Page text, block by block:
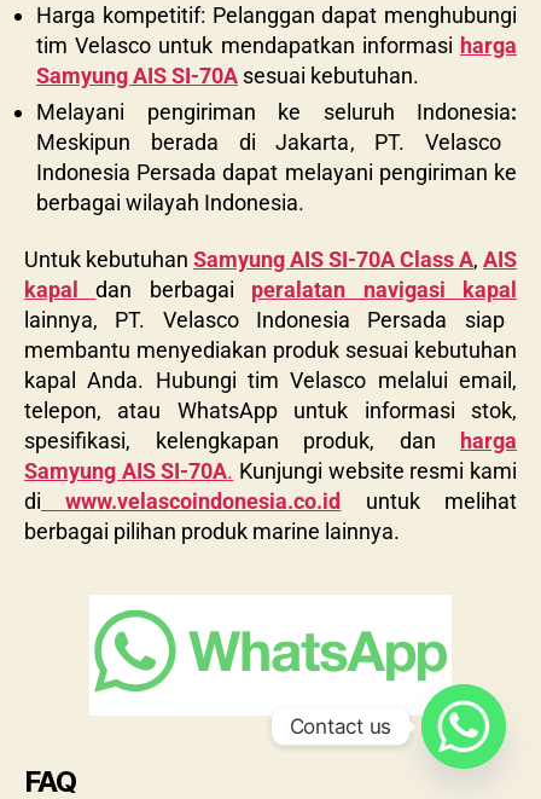
Harga kompetitif: Pelanggan dapat menghubungi
tim Velasco untuk mendapatkan informasi harga
Samyung AIS SI-70A sesuai kebutuhan.
Melayani pengiriman ke seluruh Indonesia:
Meskipun berada di Jakarta, PT. Velasco
Indonesia Persada dapat melayani pengiriman ke
berbagai wilayah Indonesia.
Untuk kebutuhan Samyung AIS SI-70A Class A, AIS
kapaldan berbagai peralatan navigasi kapal
lainnya, PT. Velasco Indonesia Persada siap
membantu menyediakan produk sesuai kebutuhan
kapal Anda. Hubungi tim Velasco melalui email,
telepon, atau WhatsApp untuk informasi stok,
spesifikasi, kelengkapan produk, dan
harga
Samyung AIS SI-70A. Kunjungi website resmi kami
di
www.velascoindonesia.co.id
untuk melihat
berbagai pilihan produk marine lainnya.
FAQ
Contact us